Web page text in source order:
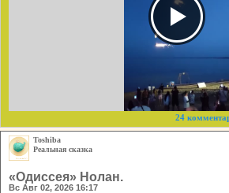
24
Toshiba
Реальная сказка
«Одиссея» Нолан.
Вс Авг 02, 2026 16:17